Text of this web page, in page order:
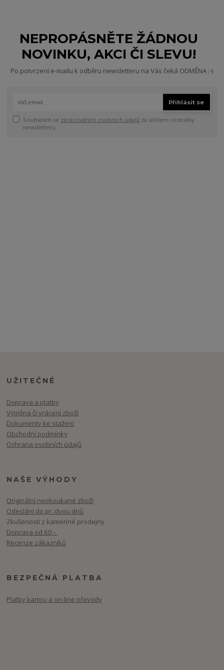
NEPROPÁSNĚTE ŽÁDNOU
NOVINKU, AKCI ČI SLEVU!
Po potvrzení e-mailu k odběru newsletteru na Vás čeká ODMĚNA :-)
Přihlásit se
Souhlasím se zpracováním osobních údajů za účelem rozesílky
newsletteru.
UŽITEČNÉ
Doprava a platby
Výměna či vrácení zboží
Dokumenty ke stažení
Obchodní podmínky
Ochrana osobních údajů
NAŠE VÝHODY
Originální neokoukané zboží
Odeslání do pr. dvou dnů
Zkušenosti z kamenné prodejny
Doprava od 60,-
Recenze zákazníků
BEZPEČNÁ PLATBA
Platby kartou a on-line převody